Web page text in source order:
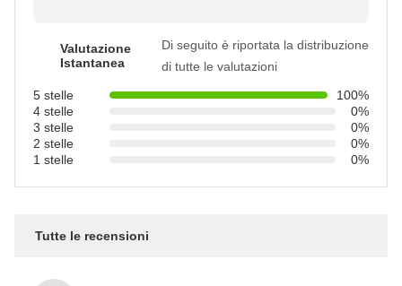
Valutazione
Istantanea
Di seguito è riportata la distribuzione
di tutte le valutazioni
5 stelle
100%
4 stelle
0%
3 stelle
0%
2 stelle
0%
1 stelle
0%
Tutte le recensioni